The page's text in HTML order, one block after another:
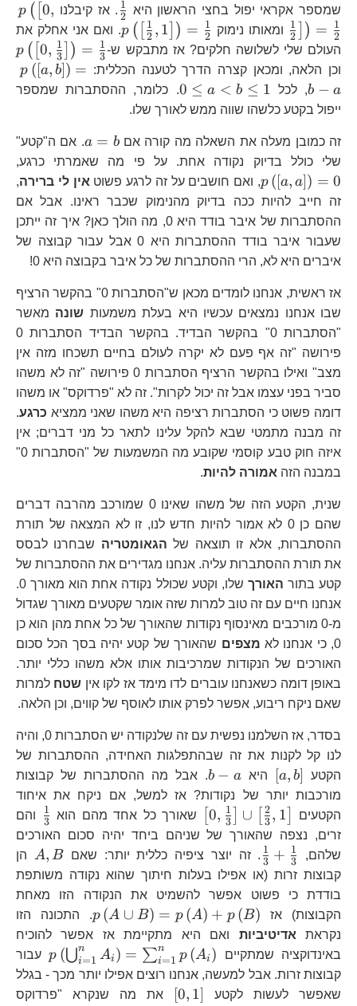
שמספר אקראי יפול בחצי הראשון היא
\frac{1}
{2}
2
1 . אז קיבלנו p ( [0,
2
1 ) = 2
1 ומאותו נימוק
{2}
p ( 2
1 , 1 ) = 2
1
. ואם אני אחלק את
העולם שלי לשלושה חלקים? אז מתבקש ש-
p ( [0, 3
1 ) = 3
1
וכן הלאה, ומכאן קצרה הדרך לטענה הכללית:
a
p ([a, b]) =
b − a , לכל
0\le
a<b\le1
0 ≤ a < b ≤ 1
. כלומר, ההסתברות שמספר
ייפול בקטע כלשהו שווה ממש לאורך שלו.
זה כמובן מעלה את השאלה מה קורה אם
a=b
a = b
. אם ה"קטע"
שלי כולל בדיוק נקודה אחת. על פי מה שאמרתי כרגע,
p ([a, a]) = 0 , ואם חושבים על זה לרגע פשוט אין לי ברירה,
זה חייב להיות ככה בדיוק מהנימוק שכבר ראינו. אבל אם
ההסתברות של איבר בודד היא 0, מה הולך כאן? איך זה ייתכן
שעבור איבר בודד ההסתברות היא 0 אבל עבור קבוצה של
איברים היא לא, הרי ההסתברות של כל איבר בקבוצה היא 0!
אז ראשית, אנחנו לומדים מכאן ש"הסתברות 0" בהקשר הרציף
שבו אנחנו נמצאים עכשיו היא בעלת משמעות שונה מאשר
"הסתברות 0" בהקשר הבדיד. בהקשר הבדיד הסתברות 0
פירושה "זה אף פעם לא יקרה לעולם בחיים תשכחו מזה אין
מצב" ואילו בהקשר הרציף הסתברות 0 פירושה "זה לא משהו
סביר בפני עצמו אבל זה יכול לקרות". זה לא "פרדוקס" או משהו
דומה פשוט כי הסתברות רציפה היא משהו שאני ממציא כרגע.
זה מבנה מתמטי שבא להקל עלינו לתאר כל מני דברים; אין
איזה חוק טבע קוסמי שקובע מה המשמעות של "הסתברות 0"
במבנה הזה אמורה להיות.
שנית, הקטע הזה של משהו שאינו 0 שמורכב מהרבה דברים
שהם כן 0 לא אמור להיות חדש לנו, זו לא המצאה של תורת
ההסתברות, אלא זו תוצאה של הגאומטריה שבחרנו לבסס
את תורת ההסתברות עליה. אנחנו מגדירים את ההסתברות של
קטע בתור האורך
שלו, וקטע שכולל נקודה אחת הוא מאורך 0.
אנחנו חיים עם זה טוב למרות שזה אומר שקטעים מאורך שגדול
מ-0 מורכבים מאינסוף נקודות שהאורך של כל אחת מהן הוא כן
0, כי אנחנו לא
מצפים שהאורך של קטע יהיה בסך הכל סכום
האורכים של הנקודות שמרכיבות אותו אלא משהו כללי יותר.
באופן דומה כשאנחנו עוברים לדו מימד אז לקו אין שטח למרות
שאם ניקח ריבוע, אפשר לפרק אותו לאוסף של קווים, וכן הלאה.
בסדר, אז השלמנו נפשית עם זה שלנקודה יש הסתברות 0, והיה
לנו קל לקנות את זה שבהתפלגות האחידה, ההסתברות של
הקטע
\left[a,b\right] [a, b] היא
b-
a
b − a
. אבל מה ההסתברות של קבוצות
מורכבות יותר של נקודות? אז למשל, אם ניקח את איחוד
הקטעים
\left[0,\frac{1}
{3}\right]\cup\left[\frac{2}
{3},1\right]
[0, 3
1 ∪ 3
2, 1 שאורך כל אחד מהם הוא
{3}
3
1
והם
זרים, נצפה שהאורך של שניהם ביחד יהיה סכום האורכים
שלהם,
\frac{1}
{3}+\frac{1}
{3}
3
1 + 3
1 . זה יוצר ציפיה כללית יותר: שאם A,B
A, B
הן
קבוצות זרות (או אפילו בעלות חיתוך שהוא נקודה משותפת
בודדת כי פשוט אפשר להשמיט את הנקודה הזו מאחת
הקבוצות) אז
p\left(A\cup
p (A ∪ B) = p (A) + p (B)
. התכונה הזו
נקראת אדיטיביות ואם היא מתקיימת אז אפשר להוכיח
באינדוקציה שמתקיים
p (⋃i=1
n Ai ) = ∑i=1
n p (Ai )
עבור
קבוצות זרות. אבל למעשה, אנחנו רוצים אפילו יותר מכך - בגלל
שאפשר לעשות לקטע
\left[0,1\right]
[0, 1]
את מה שנקרא "פרדוקס